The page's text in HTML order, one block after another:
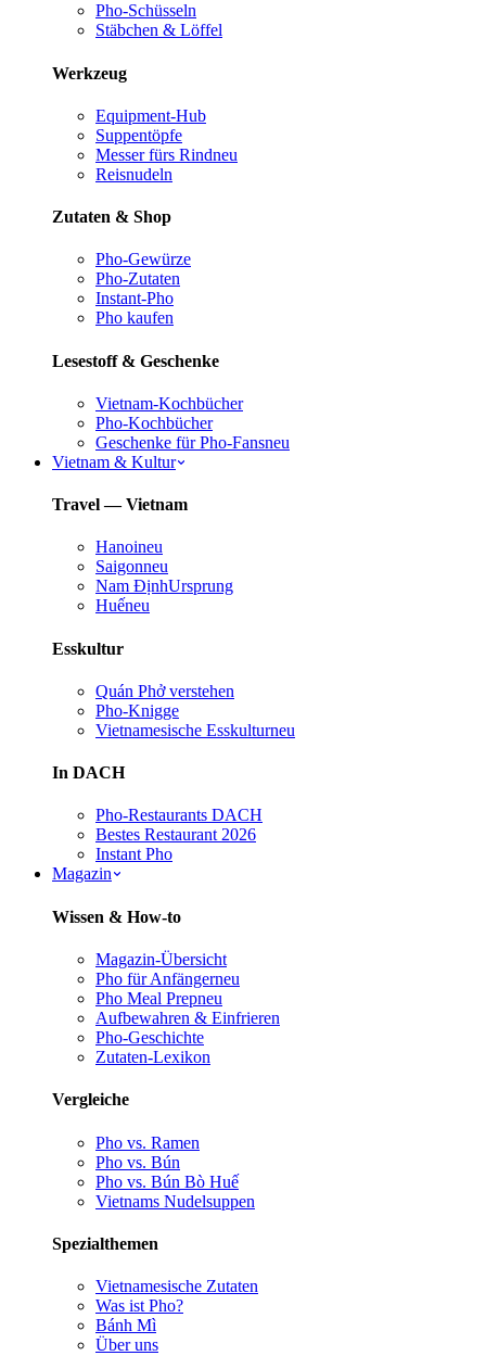
Pho-Schüsseln
Stäbchen & Löffel
Werkzeug
Equipment-Hub
Suppentöpfe
Messer fürs Rindneu
Reisnudeln
Zutaten & Shop
Pho-Gewürze
Pho-Zutaten
Instant-Pho
Pho kaufen
Lesestoff & Geschenke
Vietnam-Kochbücher
Pho-Kochbücher
Geschenke für Pho-Fansneu
Vietnam & Kultur
Travel — Vietnam
Hanoineu
Saigonneu
Nam ĐịnhUrsprung
Huếneu
Esskultur
Quán Phở verstehen
Pho-Knigge
Vietnamesische Esskulturneu
In DACH
Pho-Restaurants DACH
Bestes Restaurant 2026
Instant Pho
Magazin
Wissen & How-to
Magazin-Übersicht
Pho für Anfängerneu
Pho Meal Prepneu
Aufbewahren & Einfrieren
Pho-Geschichte
Zutaten-Lexikon
Vergleiche
Pho vs. Ramen
Pho vs. Bún
Pho vs. Bún Bò Huế
Vietnams Nudelsuppen
Spezialthemen
Vietnamesische Zutaten
Was ist Pho?
Bánh Mì
Über uns